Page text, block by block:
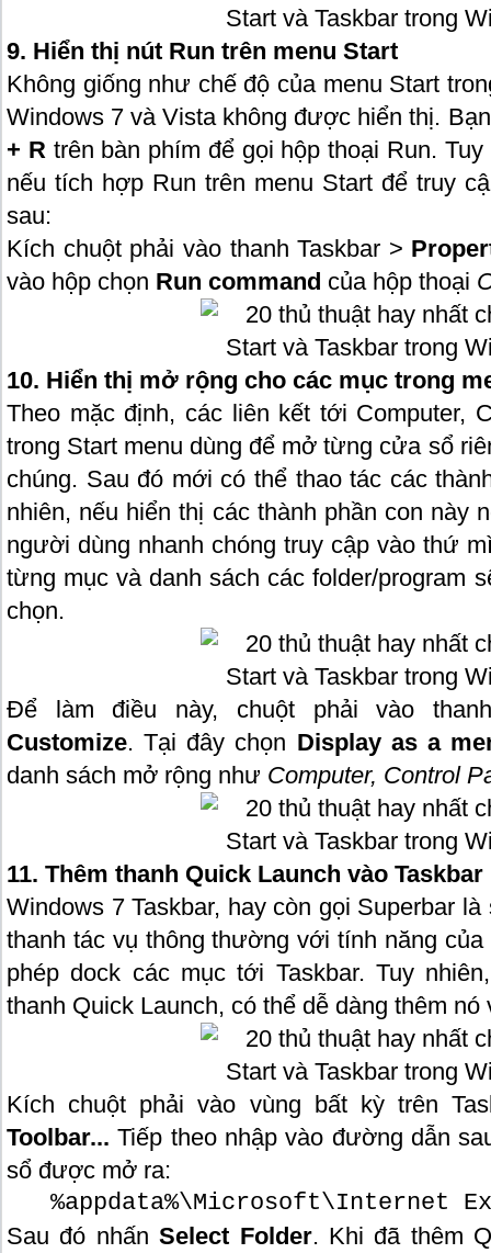
9. Hiển thị nút Run trên menu Start
Không giống như chế độ của menu Start
Windows 7 và Vista không được hiển thị.
+ Rtrên bàn phím để gọi hộp thoại Run.
nếu tích hợp Run trên menu Start để truy
sau:
Kích chuột phải vào thanh Taskbar >
vào hộp chọn Run command của hộp thoại
10. Hiển thị mở rộng cho các mục trong
Theo mặc định, các liên kết tới Computer,
trong Start menu dùng để mở từng cửa sổ
chúng. Sau đó mới có thể thao tác các
nhiên, nếu hiển thị các thành phần con này
người dùng nhanh chóng truy cập vào thứ
từng mục và danh sách các folder/program
chọn.
Để làm điều này, chuột phải vào
Customize. Tại đây chọn Display as a
danh sách mở rộng như Computer, Control
11. Thêm thanh Quick Launch vào Taskbar
Windows 7 Taskbar, hay còn gọi Superbar
thanh tác vụ thông thường với tính năng
phép dock các mục tới Taskbar. Tuy
thanh Quick Launch, có thể dễ dàng thêm nó
Kích chuột phải vào vùng bất kỳ trên
Toolbar... Tiếp theo nhập vào đường dẫn
sổ được mở ra:
%appdata%\Microsoft\Internet
Sau đó nhấnSelect Folder. Khi đã thêm